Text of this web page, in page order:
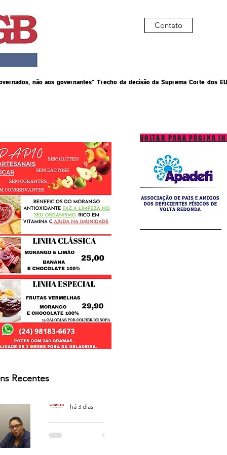
não aos governantes” Trecho da decisão da Suprema Corte dos
Contato
VOLTAR PARA PÁGINA
Recentes
PODCAST
'CAFÉ
há 3 dias